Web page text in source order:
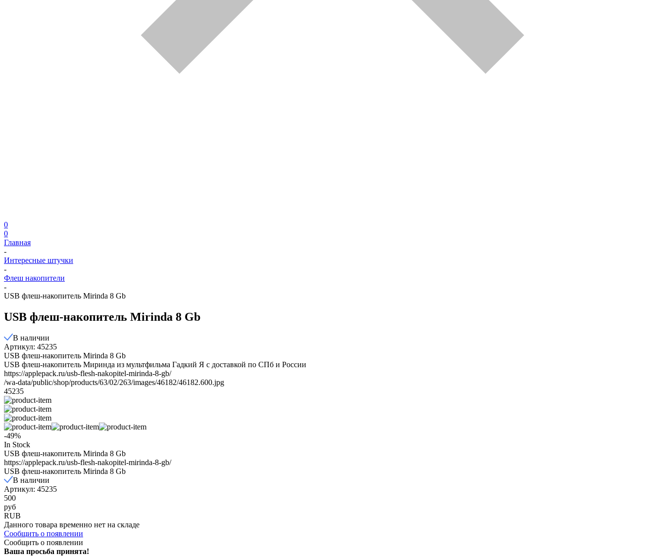
0
0
Главная
-
Интересные штучки
-
Флеш накопители
-
USB флеш-накопитель Mirinda 8 Gb
USB флеш-накопитель Mirinda 8 Gb
В наличии
Артикул: 45235
USB флеш-накопитель Mirinda 8 Gb
USB флеш-накопитель Миринда из мультфильма Гадкий Я с доставкой по СПб и России
https://applepack.ru/usb-flesh-nakopitel-mirinda-8-gb/
/wa-data/public/shop/products/63/02/263/images/46182/46182.600.jpg
45235
-49%
In Stock
USB флеш-накопитель Mirinda 8 Gb
https://applepack.ru/usb-flesh-nakopitel-mirinda-8-gb/
USB флеш-накопитель Mirinda 8 Gb
В наличии
Артикул: 45235
500
руб
RUB
Данного товара временно нет на складе
Сообщить о появлении
Сообщить о появлении
Ваша просьба принята!